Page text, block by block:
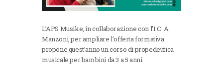
L’APS Musike, in collaborazione con l’I.C. A.
Manzoni, per ampliare l’offerta formativa
propone quest’anno un corso di propedeutica
musicale per bambini da 3 a 5 anni.